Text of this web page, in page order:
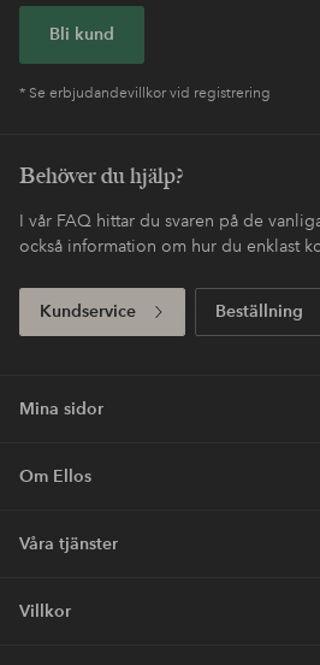
Bli kund
* Se erbjudandevillkor vid registrering
Behöver du hjälp?
I vår FAQ hittar du svaren på de
också information om hur du enklast
Kundservice Beställning
Mina sidor
Om Ellos
Våra tjänster
Villkor